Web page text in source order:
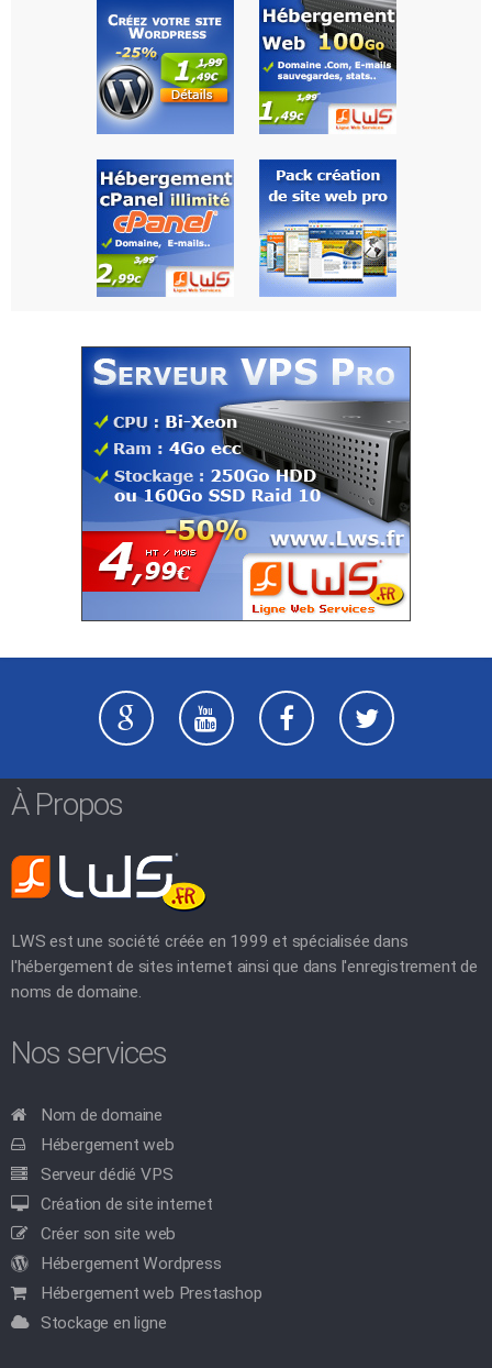
À Propos
LWS est une société créée en 1999 et spécialisée dans
l'hébergement de sites internet ainsi que dans l'enregistrement de
noms de domaine.
Nos services
Nom de domaine
Hébergement web
Serveur dédié VPS
Création de site internet
Créer son site web
Hébergement Wordpress
Hébergement web Prestashop
Stockage en ligne